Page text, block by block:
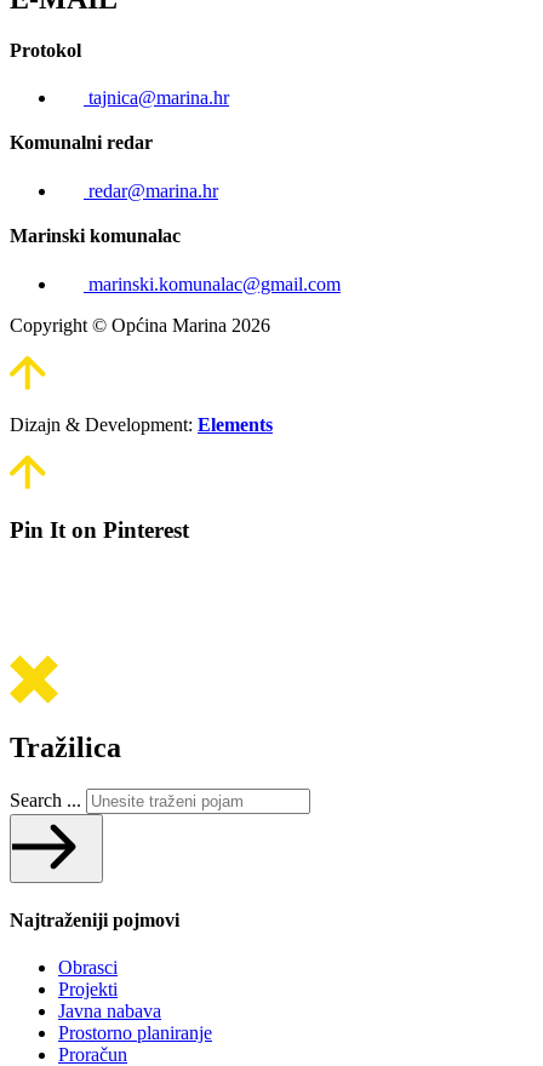
Protokol
tajnica@marina.hr
Komunalni redar
redar@marina.hr
Marinski komunalac
marinski.komunalac@gmail.com
Copyright © Općina Marina 2026
Dizajn & Development: Elements
Pin It on Pinterest
Tražilica
Search ...
Najtraženiji pojmovi
Obrasci
Projekti
Javna nabava
Prostorno planiranje
Proračun